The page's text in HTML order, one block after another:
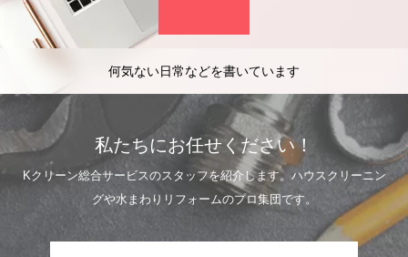
何気ない日常などを書いています
私たちにお任せください！
Kクリーン総合サービスのスタッフを紹介します。ハウスクリーニン
グや水まわりリフォームのプロ集団です。